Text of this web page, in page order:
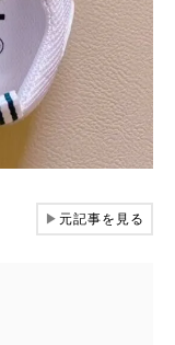
▶元記事を見る